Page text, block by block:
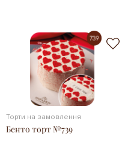
Торти на замовлення
Бенто торт №739